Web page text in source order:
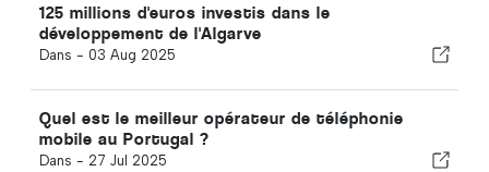
125 millions d'euros investis dans le
développement de l'Algarve
Dans - 03 Aug 2025
Quel est le meilleur opérateur de téléphonie
mobile au Portugal ?
Dans - 27 Jul 2025